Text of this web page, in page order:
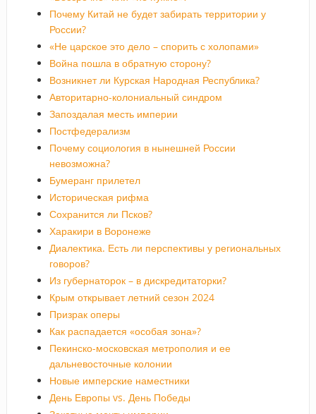
Почему Китай не будет забирать территории у
России?
«Не царское это дело – спорить с холопами»
Война пошла в обратную сторону?
Возникнет ли Курская Народная Республика?
Авторитарно-колониальный синдром
Запоздалая месть империи
Постфедерализм
Почему социология в нынешней России
невозможна?
Бумеранг прилетел
Историческая рифма
Сохранится ли Псков?
Харакири в Воронеже
Диалектика. Есть ли перспективы у региональных
говоров?
Из губернаторок – в дискредитаторки?
Крым открывает летний сезон 2024
Призрак оперы
Как распадается «особая зона»?
Пекинско-московская метрополия и ее
дальневосточные колонии
Новые имперские наместники
День Европы vs. День Победы